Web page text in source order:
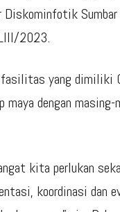
Diskominfotik
2023.
yang dimiliki
dengan
kita perlukan
koordinasi